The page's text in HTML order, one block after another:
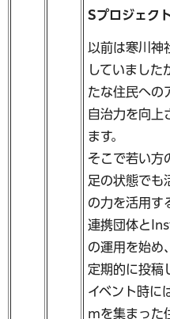
Sプロジェク
以前は寒川神
していました
たな住民への
自治力を向上
ます。
そこで若い方
足の状態でも
の力を活用す
連携団体と
の運用を始め
定期的に投稿
イベント時に
mを集まった